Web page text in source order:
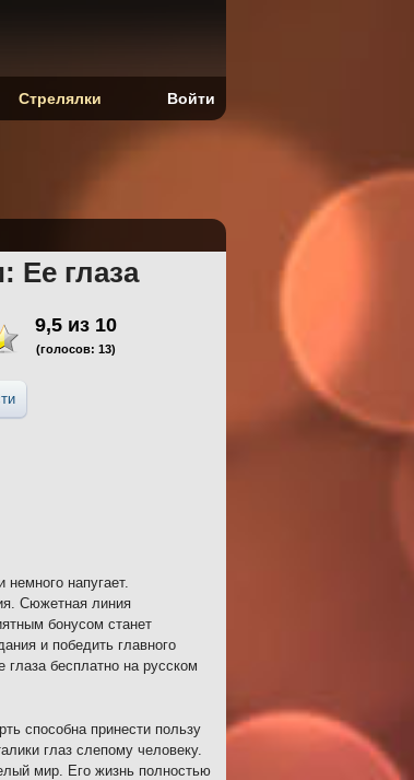
Ее глаза
9,5 из 10
(голосов: 13)
немного напугает.
Сюжетная линия
бонусом станет
и победить главного
бесплатно на русском
способна принести пользу
глаз слепому человеку.
мир. Его жизнь полностью
Стрелялки Войти